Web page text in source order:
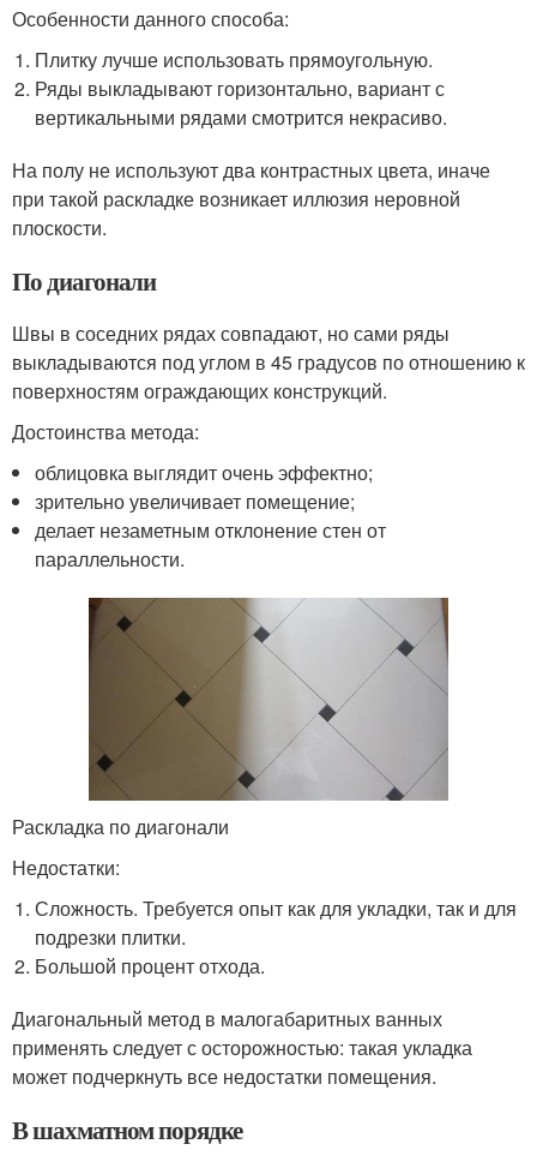
Особенности данного способа:
Плитку лучше использовать прямоугольную.
Ряды выкладывают горизонтально, вариант с
вертикальными рядами смотрится некрасиво.
На полу не используют два контрастных цвета, иначе
при такой раскладке возникает иллюзия неровной
плоскости.
По диагонали
Швы в соседних рядах совпадают, но сами ряды
выкладываются под углом в 45 градусов по отношению к
поверхностям ограждающих конструкций.
Достоинства метода:
облицовка выглядит очень эффектно;
зрительно увеличивает помещение;
делает незаметным отклонение стен от
параллельности.
Раскладка по диагонали
Недостатки:
Сложность. Требуется опыт как для укладки, так и для
подрезки плитки.
Большой процент отхода.
Диагональный метод в малогабаритных ванных
применять следует с осторожностью: такая укладка
может подчеркнуть все недостатки помещения.
В шахматном порядке